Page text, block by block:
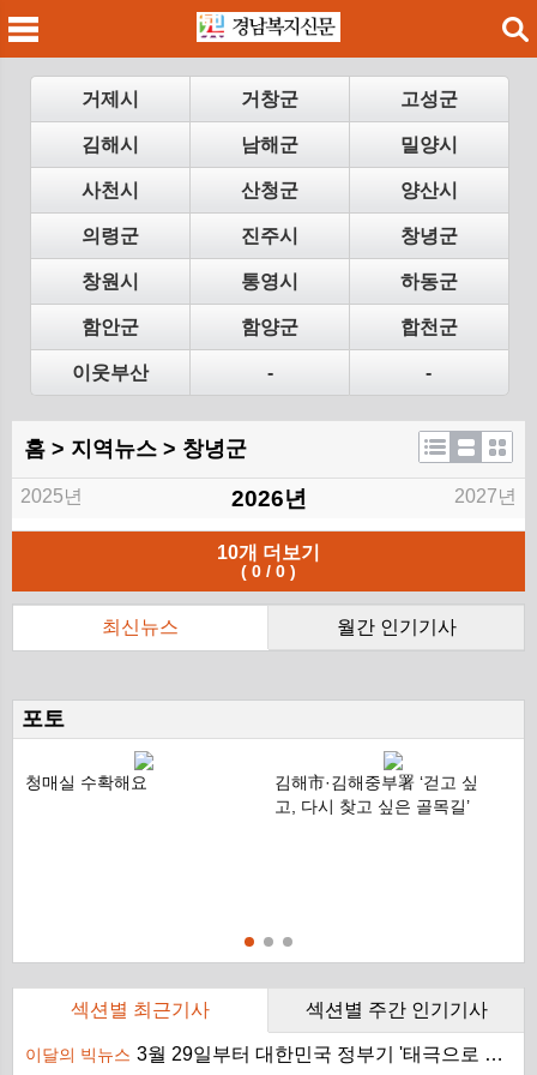
검색
거제시 거창군 고성군
김해시 남해군 밀양시
사천시 산청군 양산시
의령군 진주시 창녕군
창원시 통영시 하동군
함안군 함양군 합천군
이웃부산 - -
홈 > 지역뉴스 > 창녕군
제
2025년 2026년 2027년
10개 더보기
( 0 / 0 )
최신뉴스 월간 인기기사
포토
청매실 수확해요
김해市·김해중부署 ‘걷고 싶
고, 다시 찾고 싶은 골목길’
섹션별 최근기사 섹션별 주간 인기기사
이달의 빅뉴스 3월 29일부터 대한민국 정부기 '태극으로 통일'